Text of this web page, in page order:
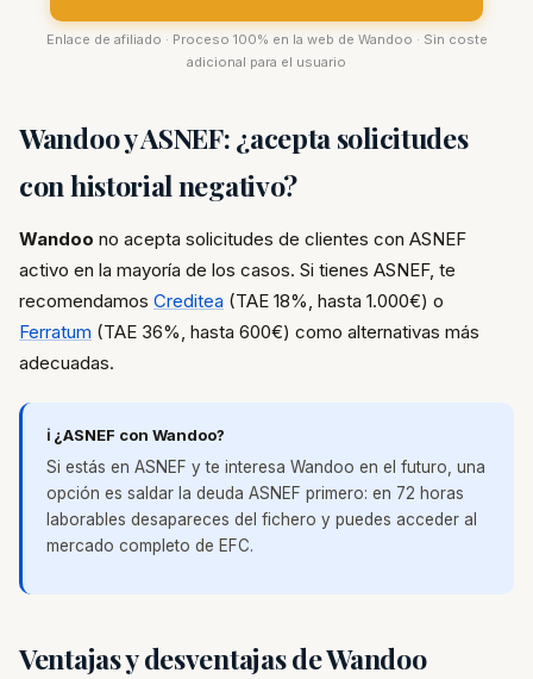
Enlace de afiliado · Proceso 100% en la web de Wandoo · Sin coste
adicional para el usuario
Wandoo y ASNEF: ¿acepta solicitudes
con historial negativo?
Wandoo no acepta solicitudes de clientes con ASNEF
activo en la mayoría de los casos. Si tienes ASNEF, te
recomendamos Creditea (TAE 18%, hasta 1.000€) o
Ferratum (TAE 36%, hasta 600€) como alternativas más
adecuadas.
ℹ️ ¿ASNEF con Wandoo?
Si estás en ASNEF y te interesa Wandoo en el futuro, una
opción es saldar la deuda ASNEF primero: en 72 horas
laborables desapareces del fichero y puedes acceder al
mercado completo de EFC.
Ventajas y desventajas de Wandoo